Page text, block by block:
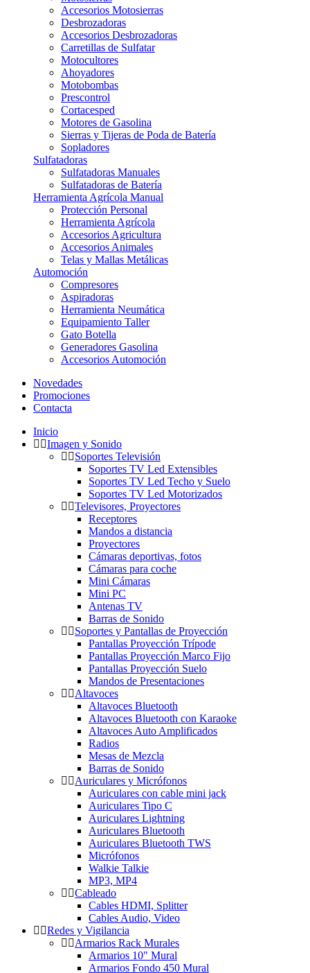
Accesorios Motosierras
Desbrozadoras
Accesorios Desbrozadoras
Carretillas de Sulfatar
Motocultores
Ahoyadores
Motobombas
Prescontrol
Cortacesped
Motores de Gasolina
Sierras y Tijeras de Poda de Batería
Sopladores
Sulfatadoras
Sulfatadoras Manuales
Sulfatadoras de Batería
Herramienta Agrícola Manual
Protección Personal
Herramienta Agrícola
Accesorios Agricultura
Accesorios Animales
Telas y Mallas Metálicas
Automoción
Compresores
Aspiradoras
Herramienta Neumática
Equipamiento Taller
Gato Botella
Generadores Gasolina
Accesorios Automoción
Novedades
Promociones
Contacta
Inicio
Imagen y Sonido
Soportes Televisión
Soportes TV Led Extensibles
Soportes TV Led Techo y Suelo
Soportes TV Led Motorizados
Televisores, Proyectores
Receptores
Mandos a distancia
Proyectores
Cámaras deportivas, fotos
Cámaras para coche
Mini Cámaras
Mini PC
Antenas TV
Barras de Sonido
Soportes y Pantallas de Proyección
Pantallas Proyección Trípode
Pantallas Proyección Marco Fijo
Pantallas Proyección Suelo
Mandos de Presentaciones
Altavoces
Altavoces Bluetooth
Altavoces Bluetooth con Karaoke
Altavoces Auto Amplificados
Radios
Mesas de Mezcla
Barras de Sonido
Auriculares y Micrófonos
Auriculares con cable mini jack
Auriculares Tipo C
Auriculares Lightning
Auriculares Bluetooth
Auriculares Bluetooth TWS
Micrófonos
Walkie Talkie
MP3, MP4
Cableado
Cables HDMI, Splitter
Cables Audio, Video
Redes y Vigilancia
Armarios Rack Murales
Armarios 10" Mural
Armarios Fondo 450 Mural